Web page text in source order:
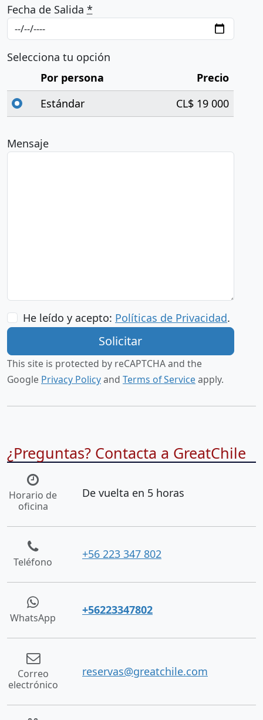
Fecha de Salida *
Selecciona tu opción
Por persona
Precio
Estándar
CL$ 19 000
Mensaje
He leído y acepto: Políticas de Privacidad.
This site is protected by reCAPTCHA and the
Google Privacy Policyand Terms of Service apply.
¿Preguntas? Contacta a GreatChile
Horario de
oficina
De vuelta en 5 horas
Teléfono
+56 223 347 802
WhatsApp
+56223347802
Correo
electrónico
reservas@greatchile.com